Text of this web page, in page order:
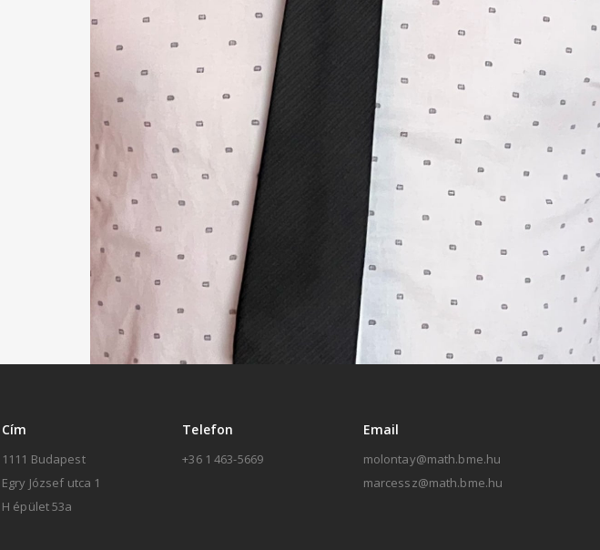
Cím
1111 Budapest
Egry József utca 1
H épület 53a
Telefon
+36 1 463-5669
Email
molontay@math.bme.hu
marcessz@math.bme.hu